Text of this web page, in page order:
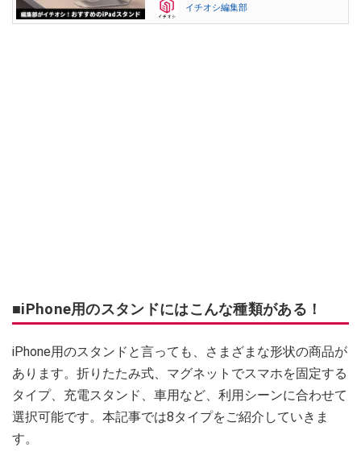
イチオシ編集部
■iPhone用のスタンドにはこんな種類がある！
iPhone用のスタンドと言っても、さまざまな形状の商品が
あります。折りたたみ式、マグネットでスマホを固定する
タイプ、充電スタンド、車用など、利用シーンに合わせて
選択可能です。本記事では8タイプをご紹介していきま
す。